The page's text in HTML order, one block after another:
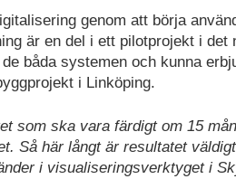
genom att börja
är en del i ett pilotprojekt i
båda systemen och kunna
i Linköping.
som ska vara färdigt om 15
Så här långt är resultatet
i visualiseringsverktyget i